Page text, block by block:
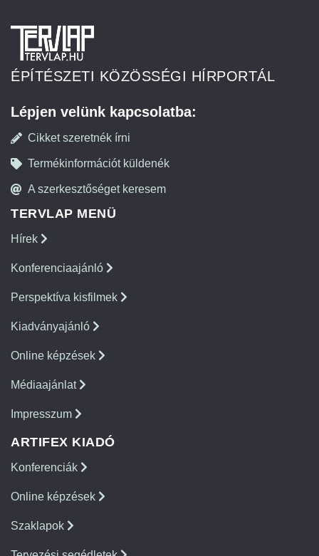
ÉPÍTÉSZETI KÖZÖSSÉGI HÍRPORTÁL
Lépjen velünk kapcsolatba:
Cikket szeretnék írni
Termékinformációt küldenék
A szerkesztőséget keresem
TERVLAP MENÜ
Hírek
Konferenciaajánló
Perspektíva kisfilmek
Kiadványajánló
Online képzések
Médiaajánlat
Impresszum
ARTIFEX KIADÓ
Konferenciák
Online képzések
Szaklapok